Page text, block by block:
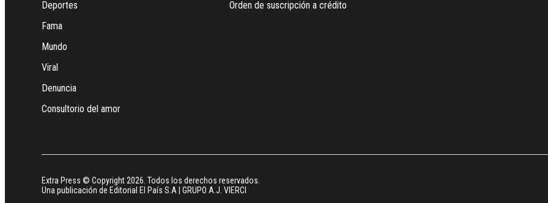
Deportes
Fama
Mundo
Viral
Denuncia
Consultorio del amor
Orden de suscripción a crédito
Extra Press © Copyright 2026. Todos los derechos reservados.
Una publicación de Editorial El País S.A | GRUPO A.J. VIERCI